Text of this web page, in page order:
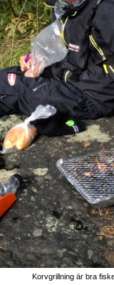
Korvgrillning är bra